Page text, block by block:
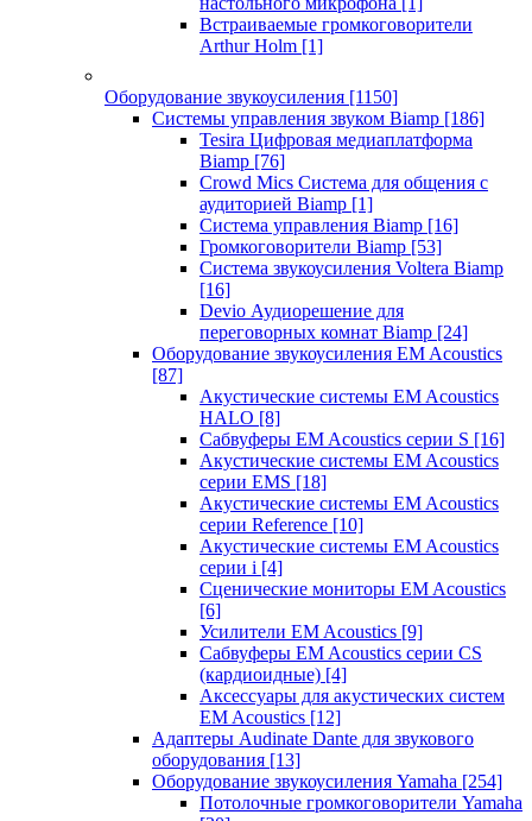
Встраиваемые громкоговорители
Arthur Holm [1]
Оборудование звукоусиления [1150]
Системы управления звуком Biamp [186]
Tesira Цифровая медиаплатформа
Biamp [76]
Crowd Mics Система для общения с
аудиторией Biamp [1]
Система управления Biamp [16]
Громкоговорители Biamp [53]
Система звукоусиления Voltera Biamp
[16]
Devio Аудиорешение для
переговорных комнат Biamp [24]
Оборудование звукоусиления EM Acoustics
[87]
Акустические системы EM Acoustics
HALO [8]
Сабвуферы EM Acoustics серии S [16]
Акустические системы EM Acoustics
серии EMS [18]
Акустические системы EM Acoustics
серии Reference [10]
Акустические системы EM Acoustics
серии i [4]
Сценические мониторы EM Acoustics
[6]
Усилители EM Acoustics [9]
Сабвуферы EM Acoustics серии CS
(кардиоидные) [4]
Аксессуары для акустических систем
EM Acoustics [12]
Адаптеры Audinate Dante для звукового
оборудования [13]
Оборудование звукоусиления Yamaha [254]
Потолочные громкоговорители Yamaha